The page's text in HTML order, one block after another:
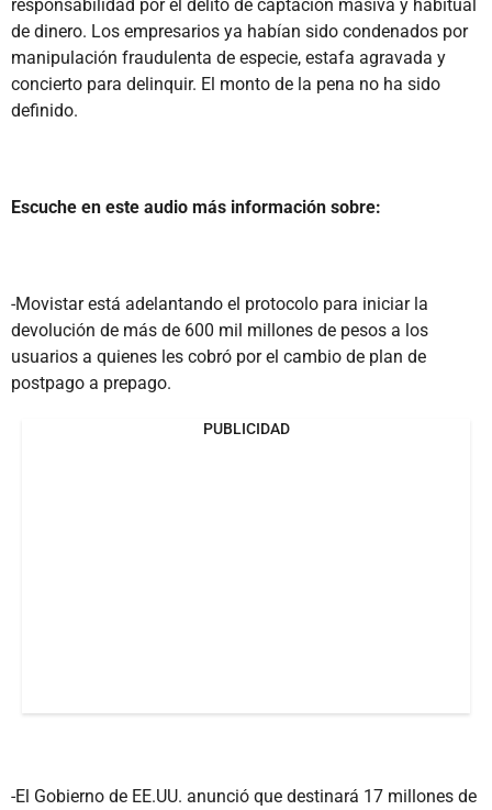
responsabilidad por el delito de captación masiva y habitual
de dinero. Los empresarios ya habían sido condenados por
manipulación fraudulenta de especie, estafa agravada y
concierto para delinquir. El monto de la pena no ha sido
definido.
Escuche en este audio más información sobre:
-Movistar está adelantando el protocolo para iniciar la
devolución de más de 600 mil millones de pesos a los
usuarios a quienes les cobró por el cambio de plan de
postpago a prepago.
PUBLICIDAD
-El Gobierno de EE.UU. anunció que destinará 17 millones de